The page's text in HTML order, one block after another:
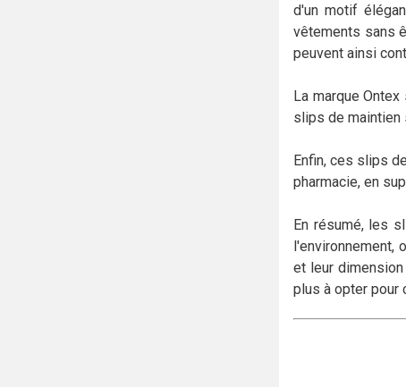
d'un motif
vêtements sans
peuvent ainsi
La marque
slips de maintien
Enfin, ces slips
pharmacie, en
En résumé, les
l'environnement,
et leur
plus à opter pour